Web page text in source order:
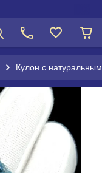
Кулон с